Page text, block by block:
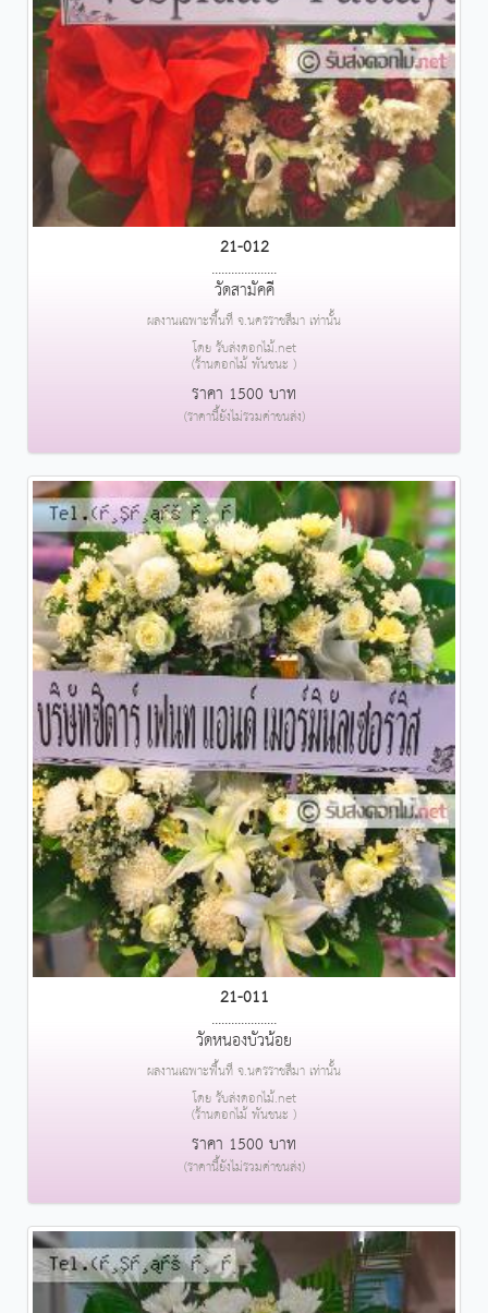
21-012
....................
วัดสามัคคี
ผลงานเฉพาะพื้นที่ จ.นครราชสีมา เท่านั้น
โดย รับส่งดอกไม้.net
(ร้านดอกไม้ พันชนะ )
ราคา 1500 บาท
(ราคานี้ยังไม่รวมค่าขนส่ง)
21-011
....................
วัดหนองบัวน้อย
ผลงานเฉพาะพื้นที่ จ.นครราชสีมา เท่านั้น
โดย รับส่งดอกไม้.net
(ร้านดอกไม้ พันชนะ )
ราคา 1500 บาท
(ราคานี้ยังไม่รวมค่าขนส่ง)